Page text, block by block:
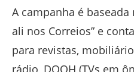
A campanha é
ali nos Correios” e
para revistas,
rádio, DOOH (TVs em